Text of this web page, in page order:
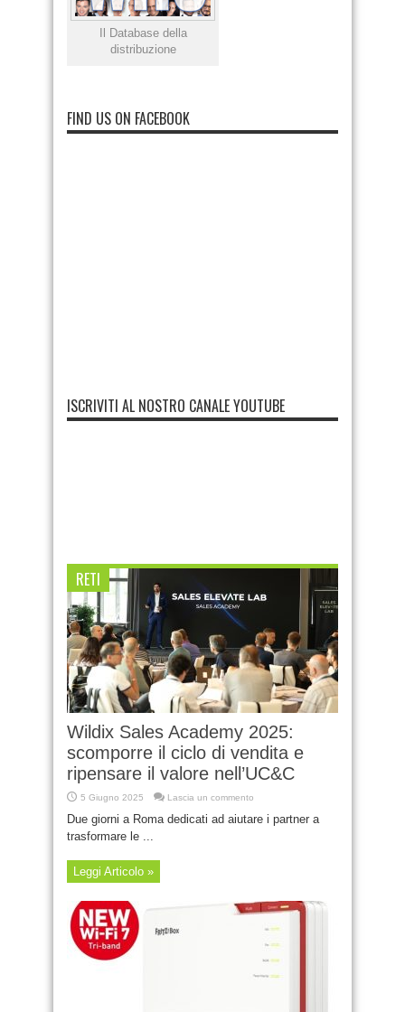
Il Database della
distribuzione
FIND US ON FACEBOOK
ISCRIVITI AL NOSTRO CANALE YOUTUBE
RETI
Wildix Sales Academy 2025:
scomporre il ciclo di vendita e
ripensare il valore nell’UC&C
5 Giugno 2025 Lascia un commento
Due giorni a Roma dedicati ad aiutare i partner a
trasformare le ...
Leggi Articolo »